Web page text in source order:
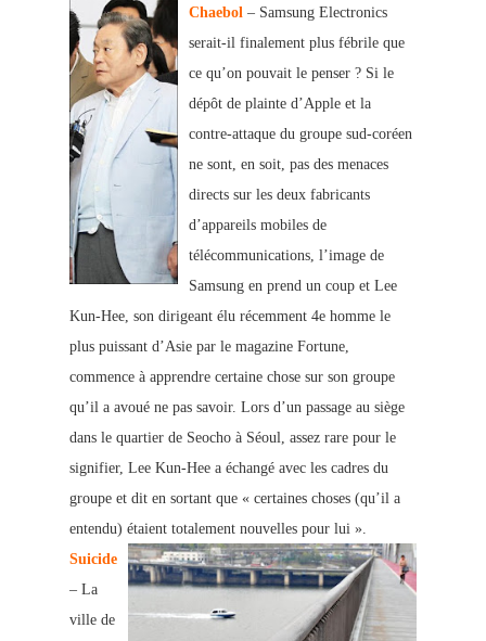
Chaebol – Samsung Electronics
serait-il finalement plus fébrile que
ce qu’on pouvait le penser ? Si le
dépôt de plainte d’Apple et la
contre-attaque du groupe sud-coréen
ne sont, en soit, pas des menaces
directs sur les deux fabricants
d’appareils mobiles de
télécommunications, l’image de
Samsung en prend un coup et Lee
Kun-Hee, son dirigeant élu récemment 4e homme le
plus puissant d’Asie par le magazine Fortune,
commence à apprendre certaine chose sur son groupe
qu’il a avoué ne pas savoir. Lors d’un passage au siège
dans le quartier de Seocho à Séoul, assez rare pour le
signifier, Lee Kun-Hee a échangé avec les cadres du
groupe et dit en sortant que « certaines choses (qu’il a
entendu) étaient totalement nouvelles pour lui ».
Suicide
– La
ville de